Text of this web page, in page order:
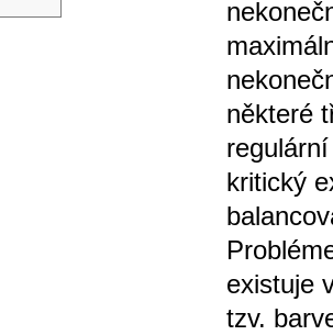
některé
kritický
existuje
tzv.